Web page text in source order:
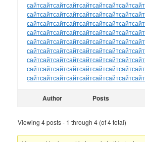
сайтсайтсайтсайтсайтсайтсайтсайтсайт
сайтсайтсайтсайтсайтсайтсайтсайтсайт
сайтсайтсайтсайтсайтсайтсайтсайтсайт
сайтсайтсайтсайтсайтсайтсайтсайтсайт
сайтсайтсайтсайтсайтсайтсайтсайтсайт
сайтсайтсайтсайтсайтсайтсайтсайтсайт
сайтсайтсайтсайтсайтсайтсайтсайтсайт
сайтсайтсайтсайтсайтсайтсайтсайтсайт
сайтсайтсайтсайтсайтсайтсайтсайтсайт
Author Posts
Viewing 4 posts - 1 through 4 (of 4 total)